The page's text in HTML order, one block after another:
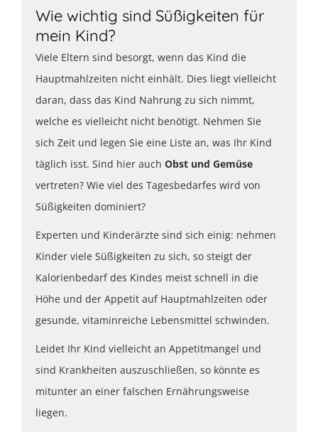
Wie wichtig sind Süßigkeiten für
mein Kind?
Viele Eltern sind besorgt, wenn das Kind die
Hauptmahlzeiten nicht einhält. Dies liegt vielleicht
daran, dass das Kind Nahrung zu sich nimmt,
welche es vielleicht nicht benötigt. Nehmen Sie
sich Zeit und legen Sie eine Liste an, was Ihr Kind
täglich isst. Sind hier auch Obst und Gemüse
vertreten? Wie viel des Tagesbedarfes wird von
Süßigkeiten dominiert?
Experten und Kinderärzte sind sich einig: nehmen
Kinder viele Süßigkeiten zu sich, so steigt der
Kalorienbedarf des Kindes meist schnell in die
Höhe und der Appetit auf Hauptmahlzeiten oder
gesunde, vitaminreiche Lebensmittel schwinden.
Leidet Ihr Kind vielleicht an Appetitmangel und
sind Krankheiten auszuschließen, so könnte es
mitunter an einer falschen Ernährungsweise
liegen.